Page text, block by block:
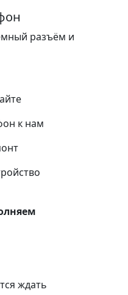
разъём и
к нам
ждать